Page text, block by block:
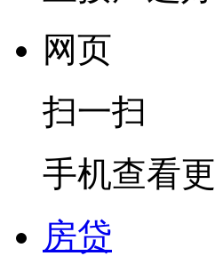
网页
扫一扫
手机查看
房贷